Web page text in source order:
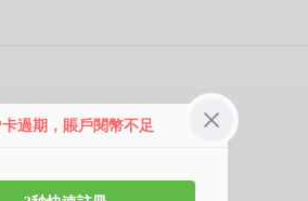
過期，賬戶閱幣不足